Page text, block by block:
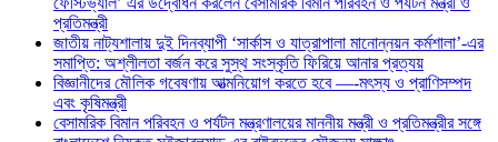
প্রতিমন্ত্রী
জাতীয় নাট্যশালায় দুই দিনব্যাপী ‘সার্কাস ও যাত্রাপালা মানোন্নয়ন কর্মশালা’-এর
সমাপ্তি: অশ্লীলতা বর্জন করে সুস্থ সংস্কৃতি ফিরিয়ে আনার প্রত্যয়
বিজ্ঞানীদের মৌলিক গবেষণায় আত্মনিয়োগ করতে হবে —-মৎস্য ও প্রাণিসম্পদ
এবং কৃষিমন্ত্রী
বেসামরিক বিমান পরিবহন ও পর্যটন মন্ত্রণালয়ের মাননীয় মন্ত্রী ও প্রতিমন্ত্রীর সঙ্গে